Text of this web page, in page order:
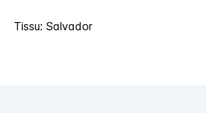
Tissu: Salvador